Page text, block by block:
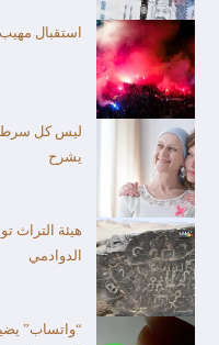
استقبال
ليس كل
يشرح
الدوادمي